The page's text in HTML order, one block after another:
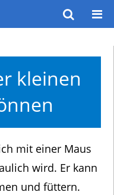
kleinen
mit einer Maus
wird. Er kann
und füttern.